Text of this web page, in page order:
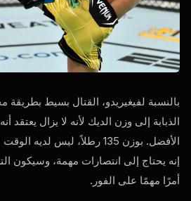
بالنسبة لفيغيريدو، القتال بسيط بطريقة
الذبابة إلى وزن الديك لأنه لا يزال يعتقد
الأفضل. بوزن 135 رطلاً، ليس
إنه يحتاج إلى انتصارات مهمة، وسيكون
أمرًا مهمًا على الفور.